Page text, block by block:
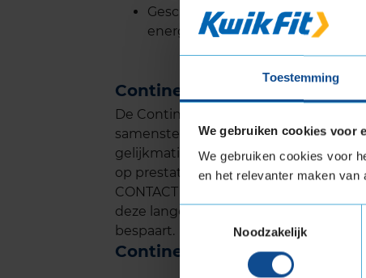
Toestemming
We gebruiken cookies voor
We gebruiken cookies voor
en het relevanter maken van
Toestemmingsselectie
Noodzakelijk
Geschikt voor elektrische
energiebesparing
Continental ECO CONTACT 6
De Continental ECO CONTACT 6
samenstelling van het rubber en het
gelijkmatig, wat ervoor zorgt dat je
op prestaties. Onafhankelijke testen
CONTACT 6 behoort tot de top in zijn
deze lange levensduur hoef je minder
bespaart.
Continental ECO CONTACT 6